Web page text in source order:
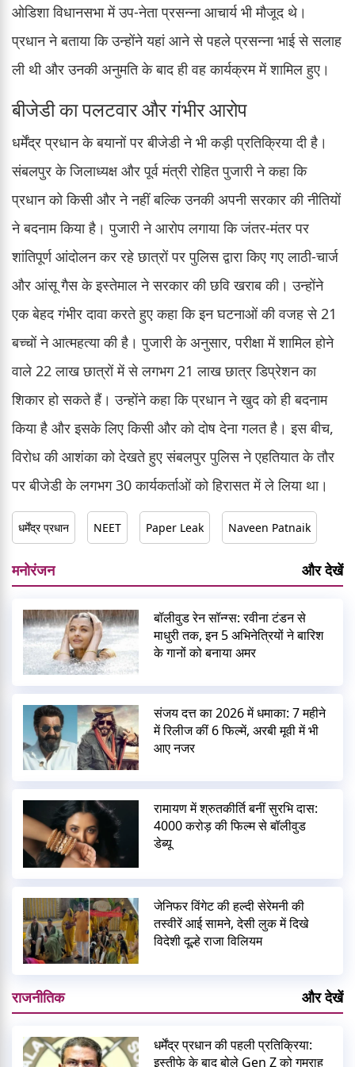
ओडिशा विधानसभा में उप-नेता प्रसन्ना आचार्य भी मौजूद थे।
प्रधान ने बताया कि उन्होंने यहां आने से पहले प्रसन्ना भाई से सलाह
ली थी और उनकी अनुमति के बाद ही वह कार्यक्रम में शामिल हुए।
बीजेडी का पलटवार और गंभीर आरोप
धर्मेंद्र प्रधान के बयानों पर बीजेडी ने भी कड़ी प्रतिक्रिया दी है।
संबलपुर के जिलाध्यक्ष और पूर्व मंत्री रोहित पुजारी ने कहा कि
प्रधान को किसी और ने नहीं बल्कि उनकी अपनी सरकार की नीतियों
ने बदनाम किया है। पुजारी ने आरोप लगाया कि जंतर-मंतर पर
शांतिपूर्ण आंदोलन कर रहे छात्रों पर पुलिस द्वारा किए गए लाठी-चार्ज
और आंसू गैस के इस्तेमाल ने सरकार की छवि खराब की। उन्होंने
एक बेहद गंभीर दावा करते हुए कहा कि इन घटनाओं की वजह से 21
बच्चों ने आत्महत्या की है। पुजारी के अनुसार, परीक्षा में शामिल होने
वाले 22 लाख छात्रों में से लगभग 21 लाख छात्र डिप्रेशन का
शिकार हो सकते हैं। उन्होंने कहा कि प्रधान ने खुद को ही बदनाम
किया है और इसके लिए किसी और को दोष देना गलत है। इस बीच,
विरोध की आशंका को देखते हुए संबलपुर पुलिस ने एहतियात के तौर
पर बीजेडी के लगभग 30 कार्यकर्ताओं को हिरासत में ले लिया था।
धर्मेंद्र प्रधान NEET Paper Leak Naveen Patnaik
मनोरंजन और देखें
बॉलीवुड रेन सॉन्ग्स: रवीना टंडन से
माधुरी तक, इन 5 अभिनेत्रियों ने बारिश
के गानों को बनाया अमर
संजय दत्त का 2026 में धमाका: 7 महीने
में रिलीज कीं 6 फिल्में, अरबी मूवी में भी
आए नजर
रामायण में श्रुतकीर्ति बनीं सुरभि दास:
4000 करोड़ की फिल्म से बॉलीवुड
डेब्यू
जेनिफर विंगेट की हल्दी सेरेमनी की
तस्वीरें आई सामने, देसी लुक में दिखे
विदेशी दूल्हे राजा विलियम
राजनीतिक और देखें
धर्मेंद्र प्रधान की पहली प्रतिक्रिया:
इस्तीफे के बाद बोले Gen Z को गुमराह